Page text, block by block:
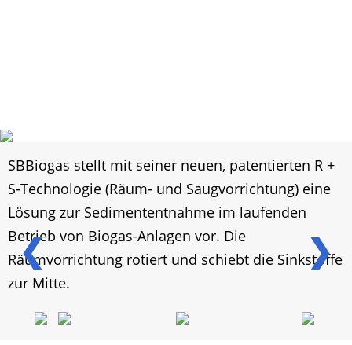
❮ ❯
SBBiogas stellt mit seiner neuen, patentierten R +
S-Technologie (Räum- und Saugvorrichtung) eine
Lösung zur Sedimententnahme im laufenden
Betrieb von Biogas-Anlagen vor. Die
Räumvorrichtung rotiert und schiebt die Sinkstoffe
zur Mitte.